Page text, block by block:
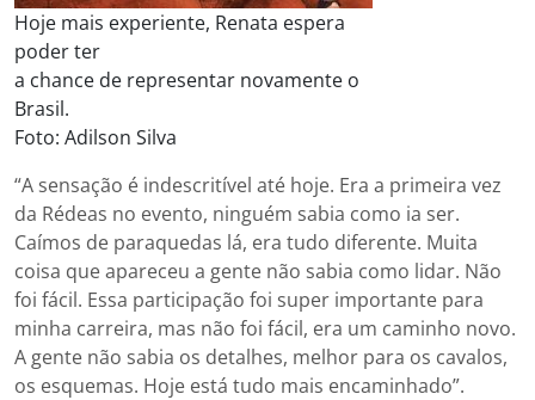
Hoje mais experiente, Renata espera
poder ter
a chance de representar novamente o
Brasil.
Foto: Adilson Silva
“A sensação é indescritível até hoje. Era a primeira vez
da Rédeas no evento, ninguém sabia como ia ser.
Caímos de paraquedas lá, era tudo diferente. Muita
coisa que apareceu a gente não sabia como lidar. Não
foi fácil. Essa participação foi super importante para
minha carreira, mas não foi fácil, era um caminho novo.
A gente não sabia os detalhes, melhor para os cavalos,
os esquemas. Hoje está tudo mais encaminhado”.